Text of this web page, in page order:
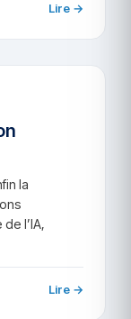
Lire →
la
l’IA,
Lire →